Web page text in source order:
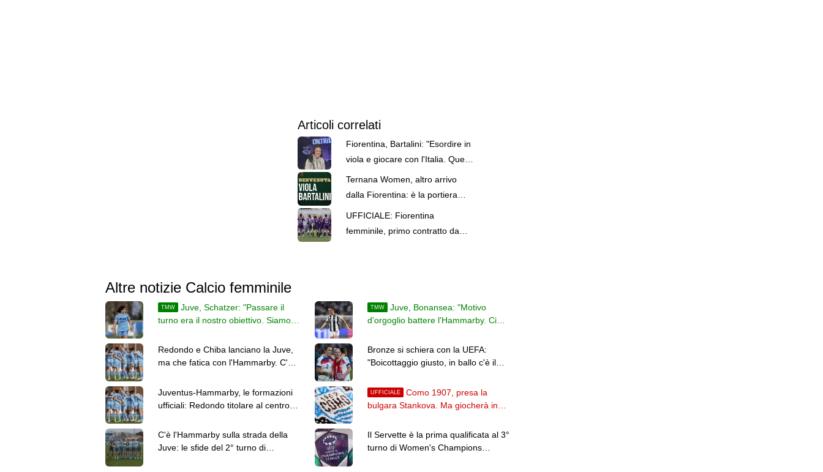
Articoli correlati
Fiorentina, Bartalini: "Esordire in
viola e giocare con l'Italia. Questi
sono i miei due sogni"
Ternana Women, altro arrivo
dalla Fiorentina: è la portiera
Viola Bartalini
UFFICIALE: Fiorentina
femminile, primo contratto da
Altre notizie Calcio femminile
TMW
Juve, Schatzer: "Passare il
turno era il nostro obiettivo. Siamo
TMW
Juve, Bonansea: "Motivo
d'orgoglio battere l'Hammarby. Ci
Redondo e Chiba lanciano la Juve,
ma che fatica con l'Hammarby. C'è il
Bronze si schiera con la UEFA:
"Boicottaggio giusto, in ballo c'è il
Juventus-Hammarby, le formazioni
ufficiali: Redondo titolare al centro
UFFICIALE
Como 1907, presa la
bulgara Stankova. Ma giocherà in
C'è l'Hammarby sulla strada della
Juve: le sfide del 2° turno di
Il Servette è la prima qualificata al 3°
turno di Women's Champions